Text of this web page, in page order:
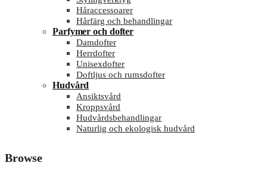
Håraccessoarer
Hårfärg och behandlingar
Parfymer och dofter
Damdofter
Herrdofter
Unisexdofter
Doftljus och rumsdofter
Hudvård
Ansiktsvård
Kroppsvård
Hudvårdsbehandlingar
Naturlig och ekologisk hudvård
Browse